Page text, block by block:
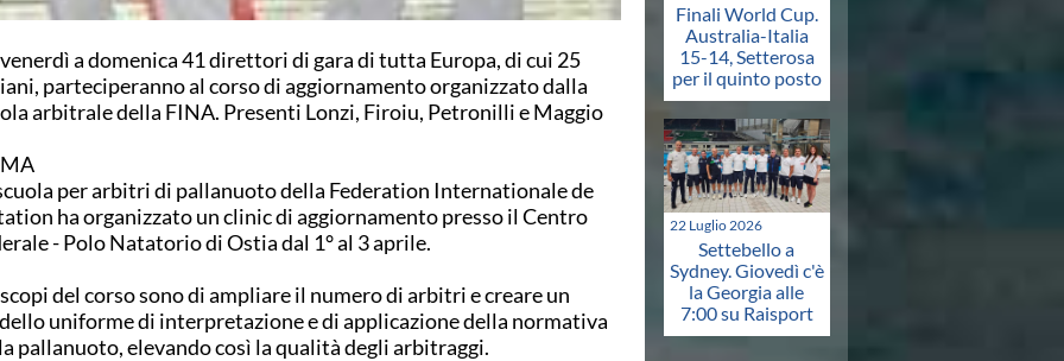
a domenica 41 direttori di gara di tutta Europa, di cui 25
parteciperanno al corso di aggiornamento organizzato dalla
arbitrale della FINA. Presenti Lonzi, Firoiu, Petronilli e Maggio
per arbitri di pallanuoto della Federation Internationale de
ha organizzato un clinic di aggiornamento presso il Centro
- Polo Natatorio di Ostiadal 1° al 3 aprile.
del corso sonodiampliare il numero diarbitri ecreareun
uniformedi interpretazionee di applicazionedella normativa
pallanuoto,elevando così laqualitàdegli arbitraggi.
Finali World Cup.
Australia-Italia
15-14, Setterosa
per il quinto posto
22 Luglio 2026
Settebello a
Sydney. Giovedì c'è
la Georgia alle
7:00 su Raisport